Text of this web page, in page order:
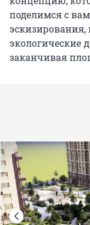
поделимся с
экологические
заканчивая